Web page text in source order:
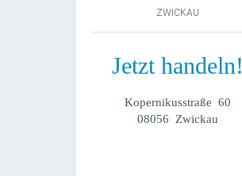
ZWICKAU
Jetzt handeln!
Kopernikusstraße 60
08056 Zwickau